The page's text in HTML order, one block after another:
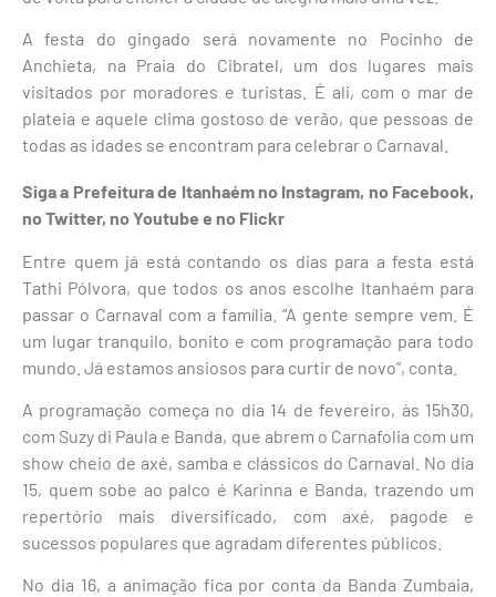
A festa do gingado será novamente no Pocinho de
Anchieta, na Praia do Cibratel, um dos lugares mais
visitados por moradores e turistas. É ali, com o mar de
plateia e aquele clima gostoso de verão, que pessoas de
todas as idades se encontram para celebrar o Carnaval.
Siga a Prefeitura de Itanhaém no Instagram, no Facebook,
no Twitter, no Youtube e no Flickr
Entre quem já está contando os dias para a festa está
Tathi Pólvora, que todos os anos escolhe Itanhaém para
passar o Carnaval com a família. “A gente sempre vem. É
um lugar tranquilo, bonito e com programação para todo
mundo. Já estamos ansiosos para curtir de novo”, conta.
A programação começa no dia 14 de fevereiro, às 15h30,
com Suzy di Paula e Banda, que abrem o Carnafolia com um
show cheio de axé, samba e clássicos do Carnaval. No dia
15, quem sobe ao palco é Karinna e Banda, trazendo um
repertório mais diversificado, com axé, pagode e
sucessos populares que agradam diferentes públicos.
No dia 16, a animação fica por conta da Banda Zumbaia,